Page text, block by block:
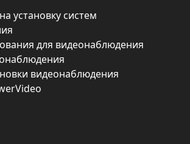
установку систем
для видеонаблюдения
видеонаблюдения